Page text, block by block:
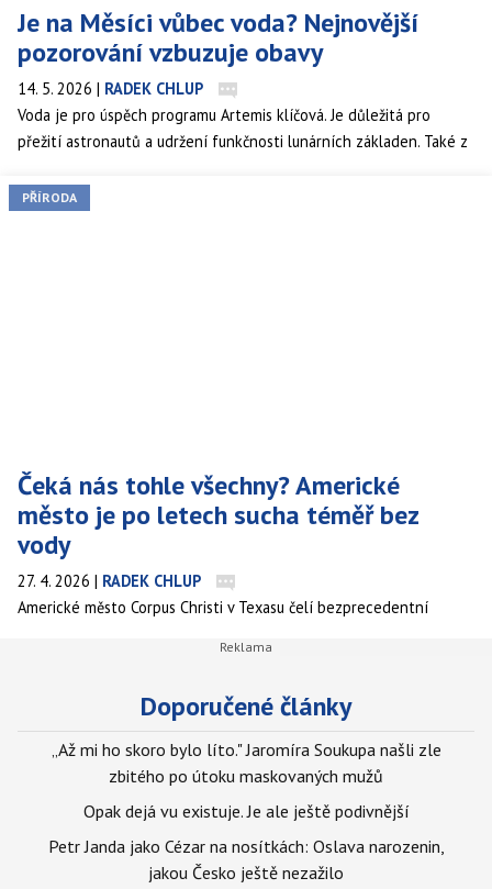
Je na Měsíci vůbec voda? Nejnovější
pozorování vzbuzuje obavy
14. 5. 2026 | RADEK CHLUP
Voda je pro úspěch programu Artemis klíčová. Je důležitá pro
přežití astronautů a udržení funkčnosti lunárních základen. Také z
ShadowCam na japonské kosmické lodi Dunari však ukázal něco
PŘÍRODA
Čeká nás tohle všechny? Americké
město je po letech sucha téměř bez
vody
27. 4. 2026 | RADEK CHLUP
Americké město Corpus Christi v Texasu čelí bezprecedentní
rozsáhlý průmysl na pobřeží Mexického zálivu, tak může být
prvním v USA, kterému dojde voda.
Doporučené články
„Až mi ho skoro bylo líto." Jaromíra Soukupa našli zle
zbitého po útoku maskovaných mužů
Opak dejá vu existuje. Je ale ještě podivnější
Petr Janda jako Cézar na nosítkách: Oslava narozenin,
jakou Česko ještě nezažilo